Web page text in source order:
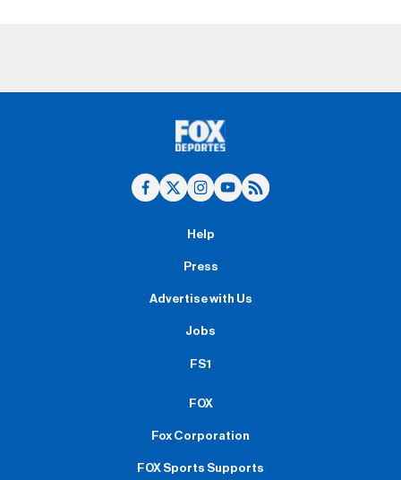
Help
Press
Advertise with Us
Jobs
FS1
FOX
Fox Corporation
FOX Sports Supports